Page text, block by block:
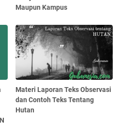
Maupun Kampus
Materi Laporan Teks Observasi
dan Contoh Teks Tentang
Hutan